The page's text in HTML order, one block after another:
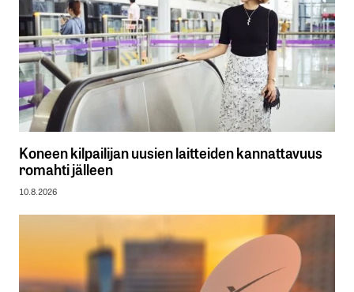
Koneen kilpailijan uusien laitteiden kannattavuus
romahti jälleen
10.8.2026